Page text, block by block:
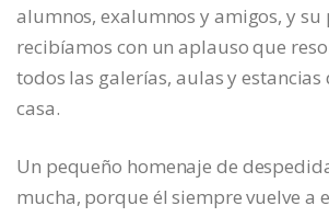
alumnos, exalumnos y amigos, y
recibíamos con un aplauso que
todos las galerías, aulas y
casa.
Un pequeño homenaje de
mucha, porque él siempre vuelve a